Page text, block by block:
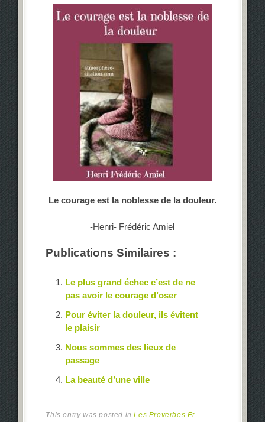
Le courage est la noblesse de la douleur.
-Henri- Frédéric Amiel
Publications Similaires :
Le plus grand échec c’est de ne
pas avoir le courage d’oser
Pour éviter la douleur, ils évitent
le plaisir
Nous sommes des lieux de
passage
La beauté d’une ville
This entry was posted inLes Proverbes Et